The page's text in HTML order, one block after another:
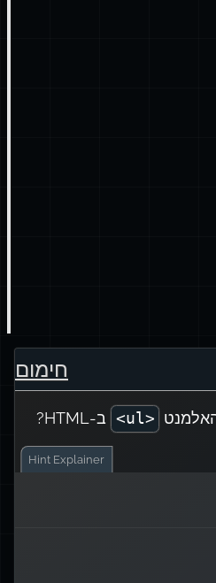
חימום
<ul> ב-HTML?
Hint Explainer
בדרך כלל